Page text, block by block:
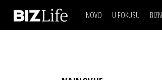
NOVO U FOKUSU
IZJAVA DANA